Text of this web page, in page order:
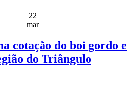
22
mar
cotação do boi gordo e
do Triângulo